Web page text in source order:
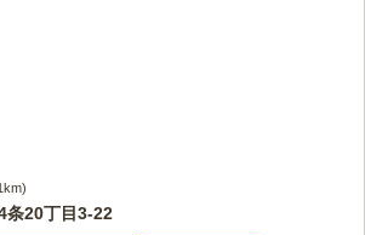
)
条20丁目3-22